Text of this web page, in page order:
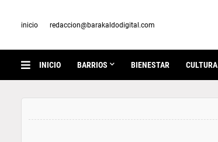
inicio redaccion@barakaldodigital.com
INICIO BARRIOS BIENESTAR CULTURA